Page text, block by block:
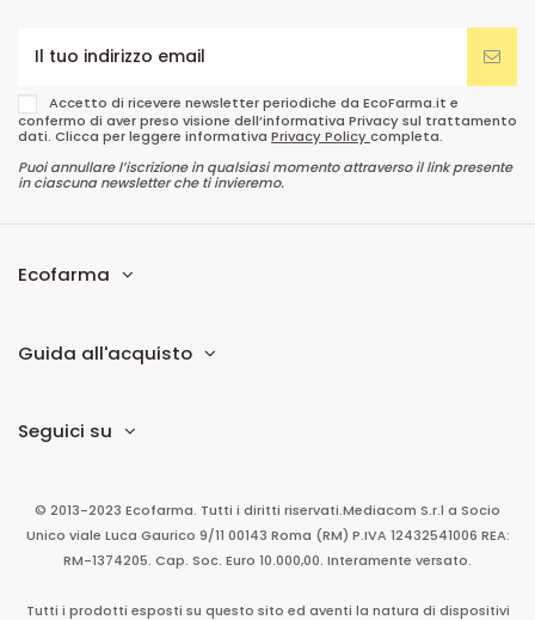
Accetto di ricevere newsletter periodiche da EcoFarma.it e
confermo di aver preso visione dell’informativa Privacy sul trattamento
dati. Clicca per leggere informativa Privacy Policycompleta.
Puoi annullare l’iscrizione in qualsiasi momento attraverso il link presente
in ciascuna newsletter che ti invieremo.
Ecofarma
Guida all'acquisto
Seguici su
© 2013-2023 Ecofarma. Tutti i diritti riservati.Mediacom S.r.l a Socio
Unico viale Luca Gaurico 9/11 00143 Roma (RM) P.IVA 12432541006 REA:
RM-1374205. Cap. Soc. Euro 10.000,00. Interamente versato.
Tutti i prodotti esposti su questo sito ed aventi la natura di dispositivi